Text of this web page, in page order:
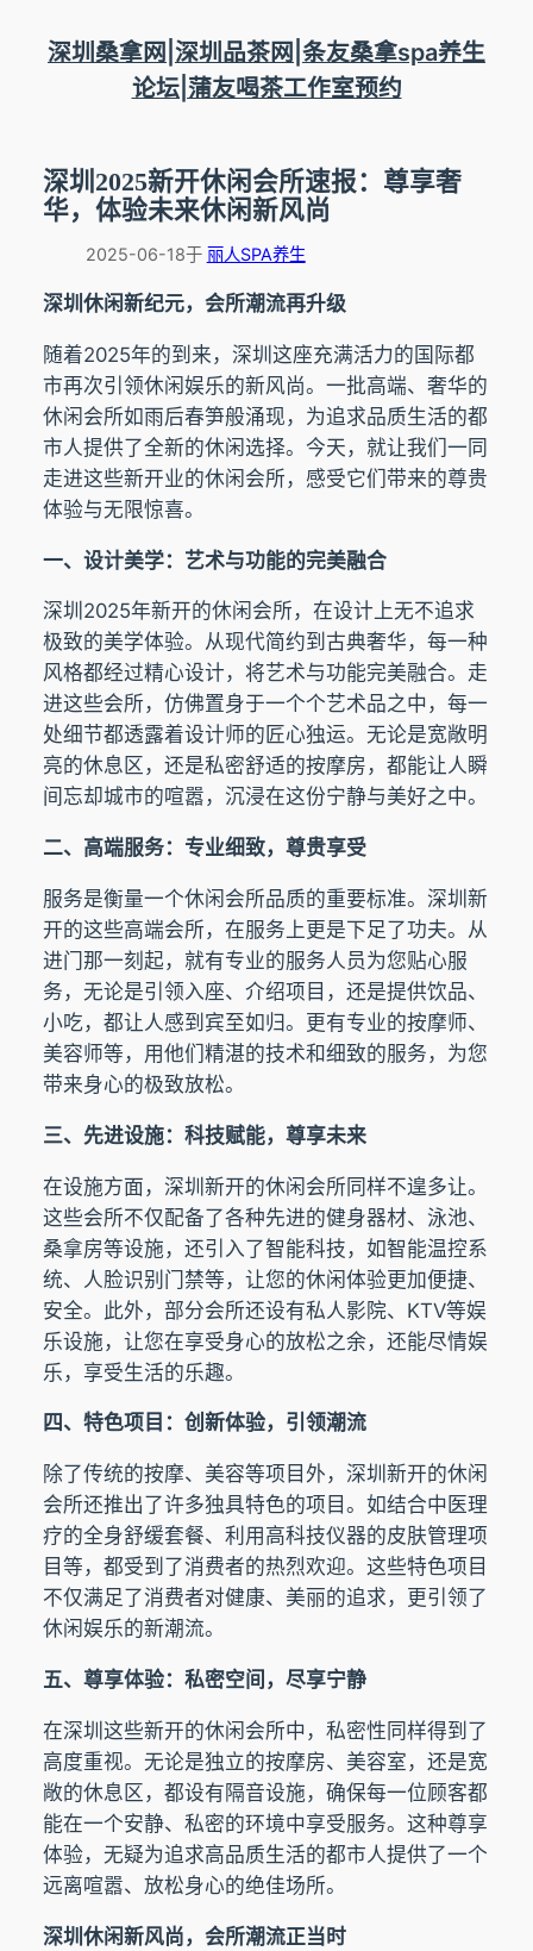
深圳桑拿网|深圳品茶网|条友桑拿spa养生
论坛|蒲友喝茶工作室预约
深圳2025新开休闲会所速报：尊享奢
华，体验未来休闲新风尚
2025-06-18于 丽人SPA养生
深圳休闲新纪元，会所潮流再升级
随着2025年的到来，深圳这座充满活力的国际都
市再次引领休闲娱乐的新风尚。一批高端、奢华的
休闲会所如雨后春笋般涌现，为追求品质生活的都
市人提供了全新的休闲选择。今天，就让我们一同
走进这些新开业的休闲会所，感受它们带来的尊贵
体验与无限惊喜。
一、设计美学：艺术与功能的完美融合
深圳2025年新开的休闲会所，在设计上无不追求
极致的美学体验。从现代简约到古典奢华，每一种
风格都经过精心设计，将艺术与功能完美融合。走
进这些会所，仿佛置身于一个个艺术品之中，每一
处细节都透露着设计师的匠心独运。无论是宽敞明
亮的休息区，还是私密舒适的按摩房，都能让人瞬
间忘却城市的喧嚣，沉浸在这份宁静与美好之中。
二、高端服务：专业细致，尊贵享受
服务是衡量一个休闲会所品质的重要标准。深圳新
开的这些高端会所，在服务上更是下足了功夫。从
进门那一刻起，就有专业的服务人员为您贴心服
务，无论是引领入座、介绍项目，还是提供饮品、
小吃，都让人感到宾至如归。更有专业的按摩师、
美容师等，用他们精湛的技术和细致的服务，为您
带来身心的极致放松。
三、先进设施：科技赋能，尊享未来
在设施方面，深圳新开的休闲会所同样不遑多让。
这些会所不仅配备了各种先进的健身器材、泳池、
桑拿房等设施，还引入了智能科技，如智能温控系
统、人脸识别门禁等，让您的休闲体验更加便捷、
安全。此外，部分会所还设有私人影院、KTV等娱
乐设施，让您在享受身心的放松之余，还能尽情娱
乐，享受生活的乐趣。
四、特色项目：创新体验，引领潮流
除了传统的按摩、美容等项目外，深圳新开的休闲
会所还推出了许多独具特色的项目。如结合中医理
疗的全身舒缓套餐、利用高科技仪器的皮肤管理项
目等，都受到了消费者的热烈欢迎。这些特色项目
不仅满足了消费者对健康、美丽的追求，更引领了
休闲娱乐的新潮流。
五、尊享体验：私密空间，尽享宁静
在深圳这些新开的休闲会所中，私密性同样得到了
高度重视。无论是独立的按摩房、美容室，还是宽
敞的休息区，都设有隔音设施，确保每一位顾客都
能在一个安静、私密的环境中享受服务。这种尊享
体验，无疑为追求高品质生活的都市人提供了一个
远离喧嚣、放松身心的绝佳场所。
深圳休闲新风尚，会所潮流正当时